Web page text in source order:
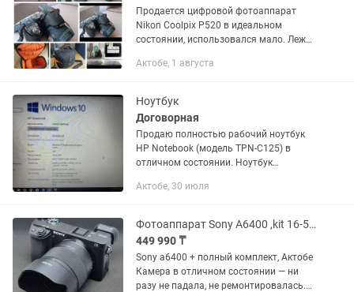
Продается цифровой фотоаппарат
Nikon Coolpix P520 в идеальном
состоянии, использовался мало. Лежит
потёртостей и царапин. Работает
профессионального...
Актобе, 1 августа
Ноутбук
Договорная
Продаю полностью рабочий ноутбук
HP Notebook (модель TPN-C125) в
отличном состоянии. Ноутбук
учебе или развлечениям. 🔥 ВЫГОДНОЕ
•...
Актобе, 30 июля
Фотоаппарат Sony A6400 ,kit 16-50, viltrox 35 f1.7, SG 25 1.8, godox tt350s
449 990 ₸
Sony a6400 + полный комплект, Актобе
Камера в отличном состоянии — ни
разу не падала, не ремонтировалась.